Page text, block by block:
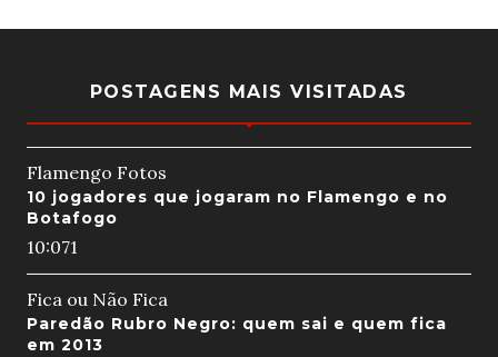
POSTAGENS MAIS VISITADAS
Flamengo Fotos
10 jogadores que jogaram no Flamengo e no
Botafogo
10:071
Fica ou Não Fica
Paredão Rubro Negro: quem sai e quem fica
em 2013